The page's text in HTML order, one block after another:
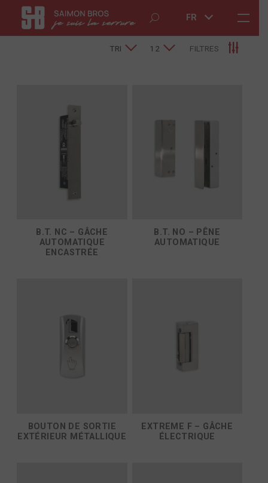
FR
FILTRES
TRI 12
B.T. NC – GÂCHE
AUTOMATIQUE
ENCASTRÉE
B.T. NO – PÊNE
AUTOMATIQUE
BOUTON DE SORTIE
EXTÉRIEUR MÉTALLIQUE
EXTREME F – GÂCHE
ÉLECTRIQUE